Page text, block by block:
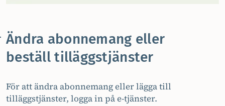
Ändra abonnemang eller
beställ tilläggstjänster
För att ändra abonnemang eller lägga till
tilläggstjänster, logga in på e-tjänster.